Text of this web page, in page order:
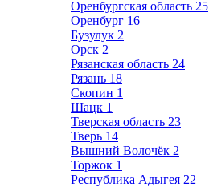
Оренбургская область 25
Оренбург 16
Бузулук 2
Орск 2
Рязанская область 24
Рязань 18
Скопин 1
Шацк 1
Тверская область 23
Тверь 14
Вышний Волочёк 2
Торжок 1
Республика Адыгея 22